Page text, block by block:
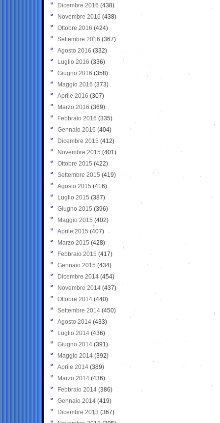
Dicembre 2016 (438)
Novembre 2016 (438)
Ottobre 2016 (424)
Settembre 2016 (367)
Agosto 2016 (332)
Luglio 2016 (336)
Giugno 2016 (358)
Maggio 2016 (373)
Aprile 2016 (307)
Marzo 2016 (369)
Febbraio 2016 (335)
Gennaio 2016 (404)
Dicembre 2015 (412)
Novembre 2015 (401)
Ottobre 2015 (422)
Settembre 2015 (419)
Agosto 2015 (416)
Luglio 2015 (387)
Giugno 2015 (396)
Maggio 2015 (402)
Aprile 2015 (407)
Marzo 2015 (428)
Febbraio 2015 (417)
Gennaio 2015 (434)
Dicembre 2014 (454)
Novembre 2014 (437)
Ottobre 2014 (440)
Settembre 2014 (450)
Agosto 2014 (433)
Luglio 2014 (436)
Giugno 2014 (391)
Maggio 2014 (392)
Aprile 2014 (389)
Marzo 2014 (436)
Febbraio 2014 (386)
Gennaio 2014 (419)
Dicembre 2013 (367)